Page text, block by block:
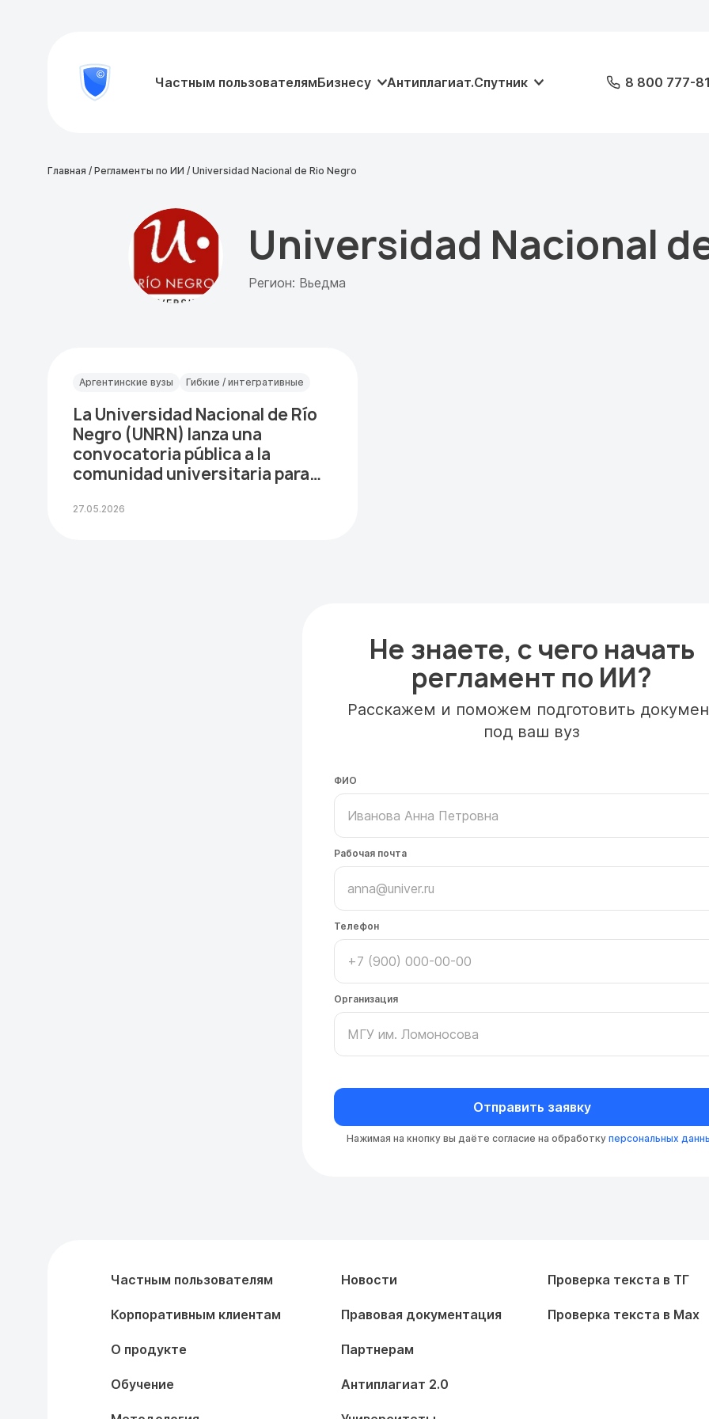
Проверить
Частным пользователямБизнесу Антиплагиат.Спутник
8
8 800 777-
Главная / Регламенты по ИИ / Universidad Nacional de Rio Negro
Universidad Nacional
Регион: Вьедма
Аргентинские вузы Гибкие / интегративные
La Universidad Nacional de Río
Negro (UNRN) lanza una
convocatoria pública a la
comunidad universitaria para
27.05.2026
Не знаете, с чего начать
регламент по ИИ?
Расскажем и поможем подготовить
под ваш вуз
ФИО
Рабочая почта
Телефон
Организация
Отправить заявку
Нажимая на кнопку вы даёте согласие на обработку персональных
Частным пользователям
Корпоративным клиентам
О продукте
Обучение
Новости
Правовая документация
Партнерам
Антиплагиат 2.0
Проверка текста в ТГ
Проверка текста в Max